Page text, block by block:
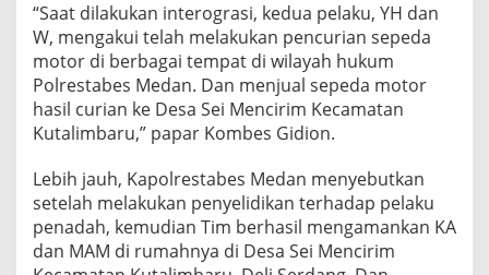
“Saat dilakukan interograsi, kedua pelaku, YH dan
W, mengakui telah melakukan pencurian sepeda
motor di berbagai tempat di wilayah hukum
Polrestabes Medan. Dan menjual sepeda motor
hasil curian ke Desa Sei Mencirim Kecamatan
Kutalimbaru,” papar Kombes Gidion.
Lebih jauh, Kapolrestabes Medan menyebutkan
setelah melakukan penyelidikan terhadap pelaku
penadah, kemudian Tim berhasil mengamankan KA
dan MAM di rumahnya di Desa Sei Mencirim